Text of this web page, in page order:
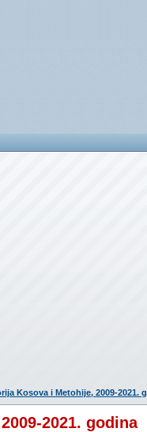
Kosova i Metohije, 2009-2021.
2021. godina